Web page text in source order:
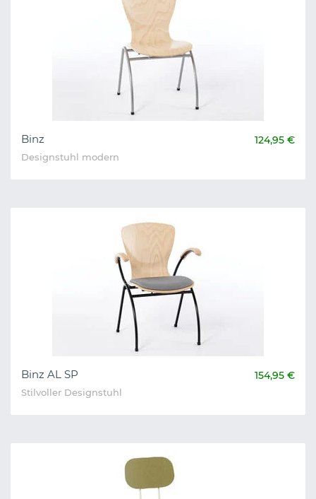
Binz 124,95 €
Designstuhl modern
Binz AL SP 154,95 €
Stilvoller Designstuhl